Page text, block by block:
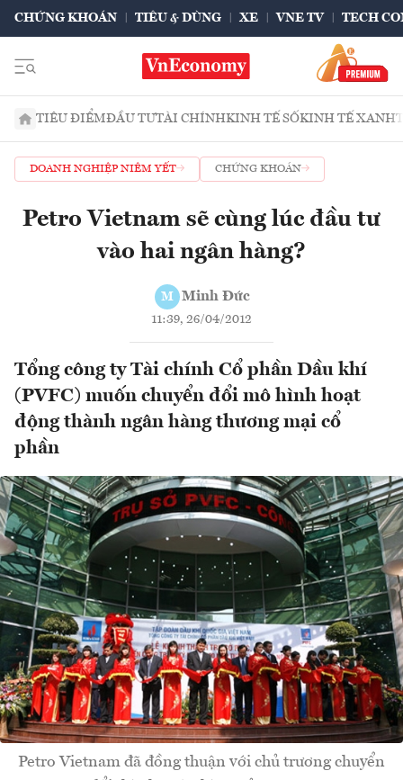
CHỨNG KHOÁN TIÊU & DÙNG XE VNE TV TECH
TIÊU ĐIỂMĐẦU TƯTÀI CHÍNHKINH TẾ SỐKINH TẾ XANH
DOANH NGHIỆP NIÊM YẾT CHỨNG KHOÁN
Petro Vietnam sẽ cùng lúc đầu tư
vào hai ngân hàng?
M Minh Đức
11:39, 26/04/2012
Tổng công ty Tài chính Cổ phần Dầu khí
(PVFC) muốn chuyển đổi mô hình hoạt
động thành ngân hàng thương mại cổ
phần
Petro Vietnam đã đồng thuận với chủ trương chuyển